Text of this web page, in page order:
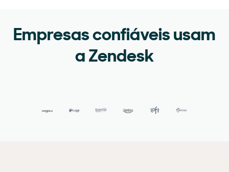
Empresas confiáveis usam
a Zendesk